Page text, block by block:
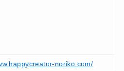
noriko.com/